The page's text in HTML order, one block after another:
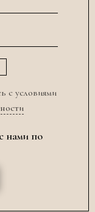
с условиями
нами по